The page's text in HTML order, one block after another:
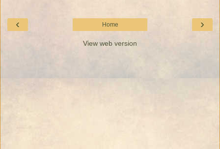
‹ ›
Home
View web version